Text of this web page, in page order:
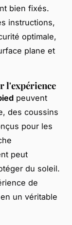
bien fixés.
instructions,
optimale,
plane et
l'expérience
peuvent
des coussins
pour les
peut
du soleil.
de
un véritable